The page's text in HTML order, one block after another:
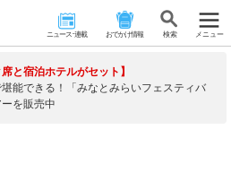
ニュース･連載 おでかけ情報 検 索 メニュー
席と宿泊ホテルがセット】
能できる！「みなとみらいフェスティバ
を販売中